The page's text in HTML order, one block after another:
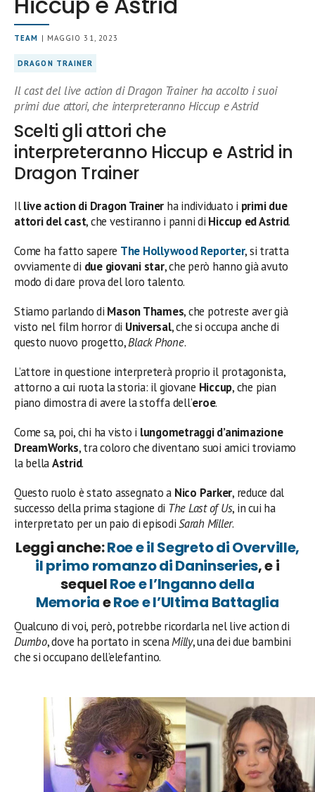
TEAM | MAGGIO 31, 2023
DRAGON TRAINER
Il cast del live action di Dragon Trainer ha accolto i suoi
primi due attori, che interpreteranno Hiccup e Astrid
Scelti gli attori che
interpreteranno Hiccup e Astrid in
Dragon Trainer
Illive action di Dragon Trainer ha individuato i primi due
attori del cast, che vestiranno i panni di Hiccup ed Astrid.
Come ha fatto sapere The Hollywood Reporter, si tratta
ovviamente di due giovani star, che però hanno già avuto
modo di dare prova del loro talento.
Stiamo parlando di Mason Thames, che potreste aver già
visto nel film horror di Universal, che si occupa anche di
questo nuovo progetto,Black Phone.
L’attore in questione interpreterà proprio il protagonista,
attorno a cui ruota la storia: il giovane Hiccup, che pian
piano dimostra di avere la stoffa dell’eroe.
Come sa, poi, chi ha visto i lungometraggi d’animazione
DreamWorks, tra coloro che diventano suoi amici troviamo
la bellaAstrid.
Questo ruolo è stato assegnato a Nico Parker, reduce dal
successo della prima stagione di The Last of Us, in cui ha
interpretato per un paio di episodiSarah Miller.
Leggi anche:Roe e il Segreto di Overville,
il primo romanzo di Daninseries, e i
sequelRoe e l’Inganno della
MemoriaeRoe e l’Ultima Battaglia
Qualcuno di voi, però, potrebbe ricordarla nel live action di
Dumbo, dove ha portato in scenaMilly, una dei due bambini
che si occupano dell’elefantino.